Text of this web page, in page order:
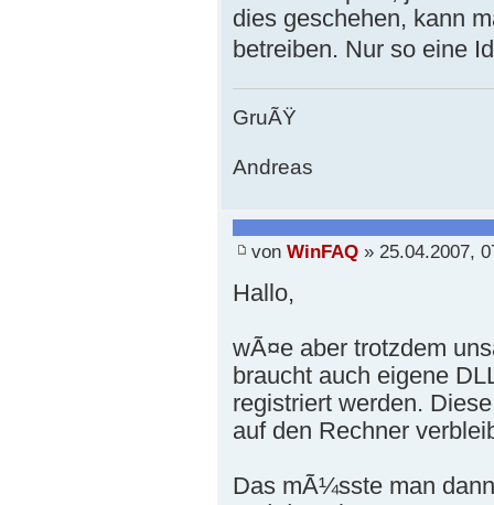
dies geschehen, kann
betreiben. Nur so eine
GruÃŸ
Andreas
von WinFAQ» 25.04.2007,
Hallo,
wÃ¤e aber trotzdem
braucht auch eigene
registriert werden.
auf den Rechner
Das mÃ¼sste man